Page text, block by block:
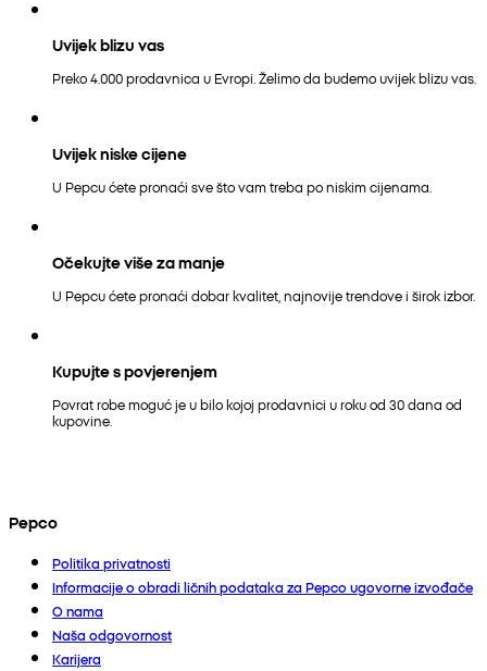
Uvijek blizu vas
Preko 4.000 prodavnica u Evropi. Želimo da budemo uvijek blizu vas.
Uvijek niske cijene
U Pepcu ćete pronaći sve što vam treba po niskim cijenama.
Očekujte više za manje
U Pepcu ćete pronaći dobar kvalitet, najnovije trendove i širok izbor.
Kupujte s povjerenjem
Povrat robe moguć je u bilo kojoj prodavnici u roku od 30 dana od
kupovine.
Pepco
Politika privatnosti
Informacije o obradi ličnih podataka za Pepco ugovorne izvođače
O nama
Naša odgovornost
Karijera